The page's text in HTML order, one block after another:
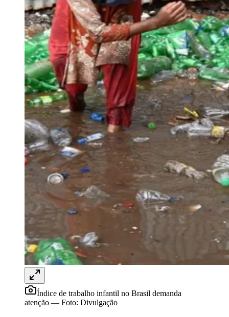
ParnaíbaSilveiraTamboréVale do SolVila BarrosVila Boa VistaVila
do CondeVila Engenho NovoVila Márcia
Vila Nossa Sra. da
EscadaVila Porto
Votupoca
Para Sua Empresa
Anuncie no Portal
Guia de Empresas
Divulgar VagasNovo
Publicidade Legal
Negócios Regionais
Turismo
Segurança Regional
Hospitais Estaduais
Parques & Represas
Cidades da Região
Santana de ParnaíbaOsasco CarapicuíbaJandira ItapeviCotia
Pirapora
do Bom JesusAraçariguama Cajamar Caieiras
Franco da
RochaFrancisco MoratoTaboão da Serra Embu das Artes São Roque
Para Sua Empresa
Anuncie Regional
Guia de Empresas
Vagas na Região
Hub de Negócios
Guia Comercial
Selo Verificado
Portal Educacional
Agenda de Vestibulares
Vagas de Emprego
Concursos
Índice de trabalho infantil no Brasil demanda
atenção — Foto: Divulgação